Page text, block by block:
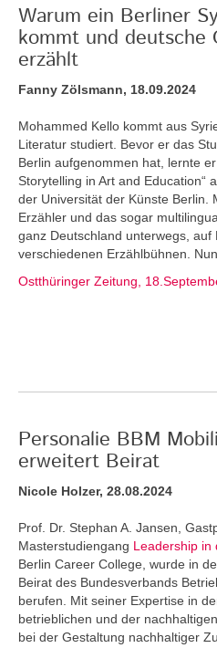
Warum ein Berliner
kommt und deutsche
erzählt
Fanny Zölsmann, 18.09.2024
Mohammed Kello kommt aus
Literatur studiert. Bevor er das
Berlin aufgenommen hat, lernte
Storytelling in Art and Education“
der Universität der Künste Berlin.
Erzähler und das sogar
ganz Deutschland unterwegs, auf
verschiedenen Erzählbühnen.
Ostthüringer Zeitung,
Personalie BBM
erweitert Beirat
Nicole Holzer, 28.08.2024
Prof. Dr. Stephan A. Jansen,
Masterstudiengang Leadership in
Berlin Career College, wurde in
Beirat des Bundesverbands
berufen. Mit seiner Expertise in
betrieblichen und der
bei der Gestaltung nachhaltiger